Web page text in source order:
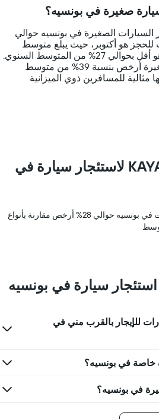
صغيرة في بونسيه؟
السيارات الصغيرة في بونسيه حوالي
للحجز هو أكتوبر، حيث يبلغ متوسط
الأسعار 123 ﷼ في اليوم، وهو أقل بحوالي 27% من المتوسط السنوي.
عادةً ما تكون السيارات الصغيرة أرخص بنسبة 39% من متوسط
مثالية للمسافرين ذوي الميزانية
أهم النصائح في KAYAK لاستئجار سيارة في
متوسطة استئجار السيارات في بونسيه حوالي 28% أرخص مقارنة بأنواع
سيارة في بونسيه
للإيجار بالقرب مني في
خاصة في بونسيه؟
في بونسيه؟